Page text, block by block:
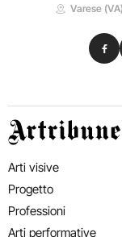
Varese
Artribune
Arti visive
Progetto
Professioni
Arti performative